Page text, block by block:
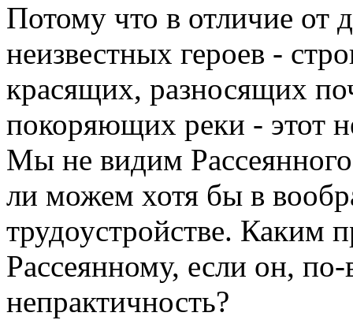
Потому что в отличие от
неизвестных героев -
красящих, разносящих
покоряющих реки - этот
Мы не видим
ли можем хотя бы в
трудоустройстве. Каким
Рассеянному, если он,
непрактичность?